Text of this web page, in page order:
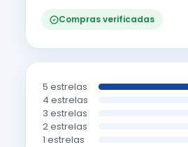
Compras verificadas
5 estrelas
4 estrelas
3 estrelas
2 estrelas
1 estrelas